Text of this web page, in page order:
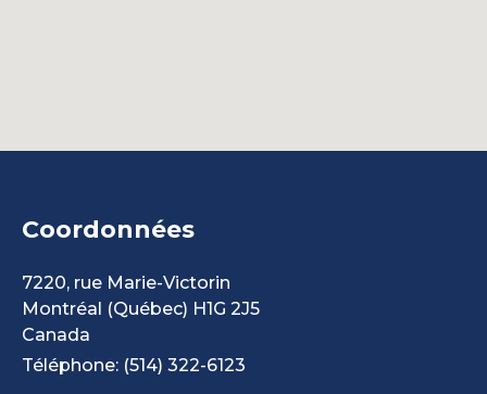
Coordonnées
7220, rue Marie-Victorin
Montréal (Québec) H1G 2J5
Canada
Téléphone: (514) 322-6123